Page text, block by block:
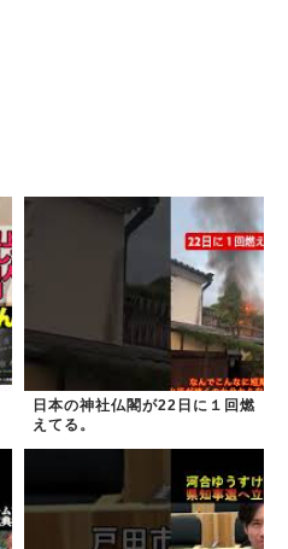
日本の神社仏閣が22日に１回燃
えてる。